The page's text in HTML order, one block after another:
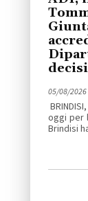
05/08/2026
oggi per
Brindisi